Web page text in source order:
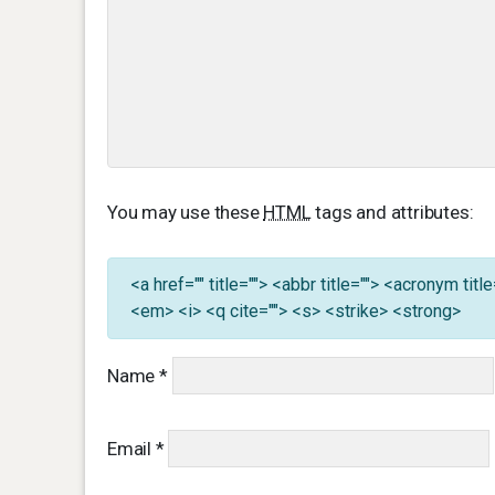
You may use these HTMLtags and attributes:
<a href="" title=""> <abbr title=""> <acronym
<em> <i> <q cite=""> <s> <strike> <strong>
Name *
Email *